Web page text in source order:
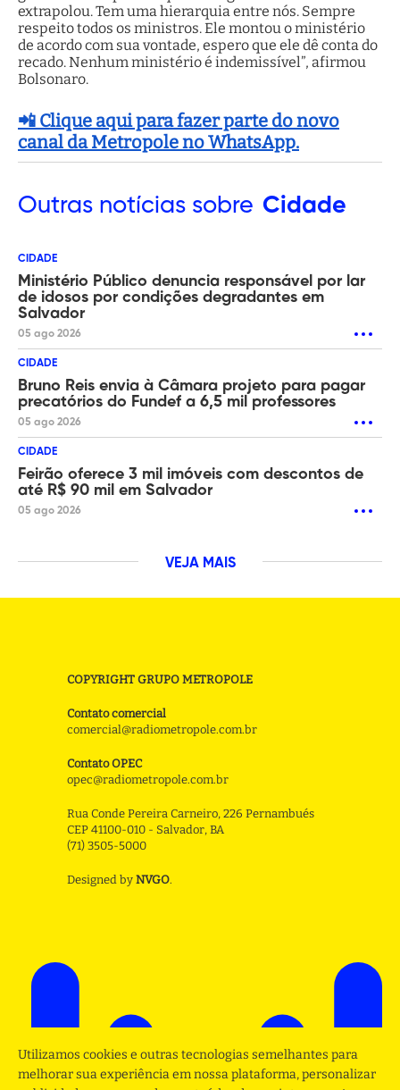
extrapolou. Tem uma hierarquia entre nós. Sempre
respeito todos os ministros. Ele montou o ministério
de acordo com sua vontade, espero que ele dê conta do
recado. Nenhum ministério é indemissível”, afirmou
Bolsonaro.
📲 Clique aqui para fazer parte do novo
canal da Metropole no WhatsApp.
Outras notícias sobre Cidade
CIDADE
Ministério Público denuncia responsável por lar
de idosos por condições degradantes em
Salvador
05 ago 2026
CIDADE
Bruno Reis envia à Câmara projeto para pagar
precatórios do Fundef a 6,5 mil professores
05 ago 2026
CIDADE
Feirão oferece 3 mil imóveis com descontos de
até R$ 90 mil em Salvador
05 ago 2026
VEJA MAIS
COPYRIGHT GRUPO METROPOLE
Contato comercial
comercial@radiometropole.com.br
Contato OPEC
opec@radiometropole.com.br
Rua Conde Pereira Carneiro, 226 Pernambués
CEP 41100-010 - Salvador, BA
(71) 3505-5000
Designed by NVGO.
Utilizamos cookies e outras tecnologias semelhantes para
melhorar sua experiência em nossa plataforma, personalizar